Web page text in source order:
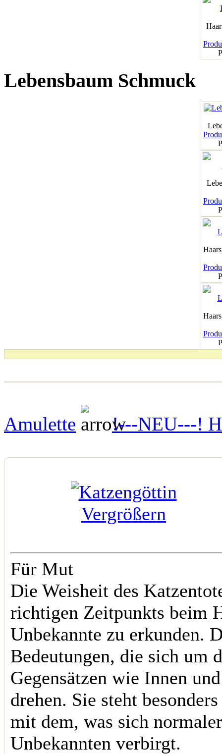
Lebensbaum Schmuck
Amulette !---NEU---!
Vergrößern
Für Mut
Die Weisheit des
richtigen Zeitpunkts beim
Unbekannte zu erkunden.
Bedeutungen, die sich um
Gegensätzen wie Innen
drehen. Sie steht
mit dem, was sich
Unbekannten verbirgt.